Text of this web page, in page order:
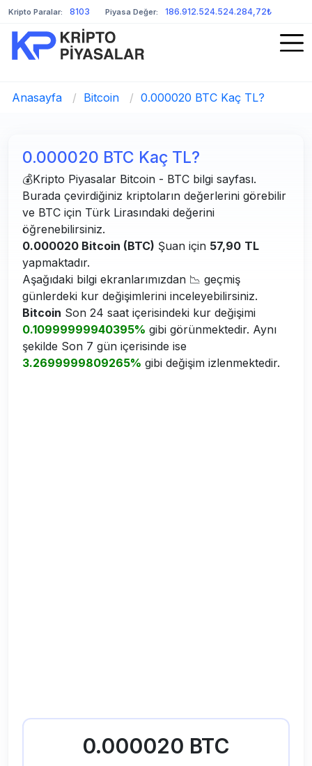
Kripto Paralar: 8103 Piyasa Değer: 186.912.524.524.284,72₺
Anasayfa / Bitcoin / 0.000020 BTC Kaç TL?
0.000020 BTC Kaç TL?
💰Kripto Piyasalar Bitcoin - BTC bilgi sayfası.
Burada çevirdiğiniz kriptoların değerlerini görebilir
ve BTC için Türk Lirasındaki değerini
öğrenebilirsiniz.
0.000020 Bitcoin (BTC) Şuan için 57,90 TL
yapmaktadır.
Aşağıdaki bilgi ekranlarımızdan 📉 geçmiş
günlerdeki kur değişimlerini inceleyebilirsiniz.
Bitcoin Son 24 saat içerisindeki kur değişimi
0.10999999940395% gibi görünmektedir. Aynı
şekilde Son 7 gün içerisinde ise
3.2699999809265% gibi değişim izlenmektedir.
0.000020 BTC